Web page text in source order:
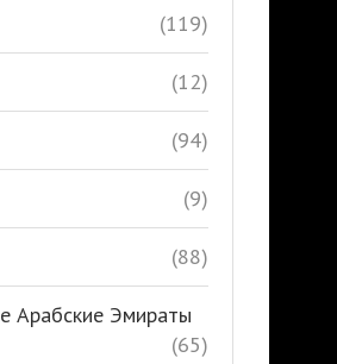
(119)
(12)
(94)
(9)
(88)
Арабские Эмираты
(65)